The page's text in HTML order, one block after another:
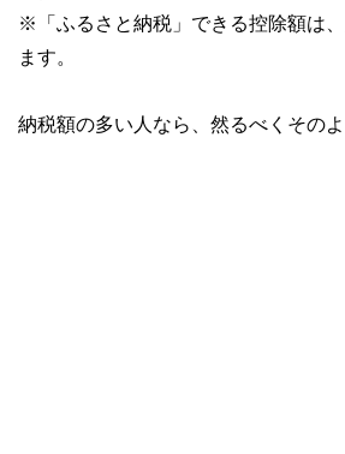
※「ふるさと納税」できる控除額は
ます。
納税額の多い人なら、然るべくその